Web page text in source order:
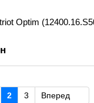
Optim
2 3 Вперед